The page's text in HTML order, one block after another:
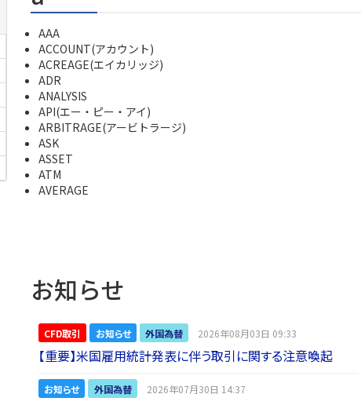
AAA
ACCOUNT(アカウント)
ACREAGE(エイカリッジ)
ADR
ANALYSIS
API(エー・ピー・アイ)
ARBITRAGE(アービトラージ)
ASK
ASSET
ATM
AVERAGE
お知らせ
CFD取引 お知らせ 外国為替 2026年08月03日 09:33
【重要】米国雇用統計発表に伴う取引に関する注意喚起
お知らせ 外国為替 2026年07月30日 14:37